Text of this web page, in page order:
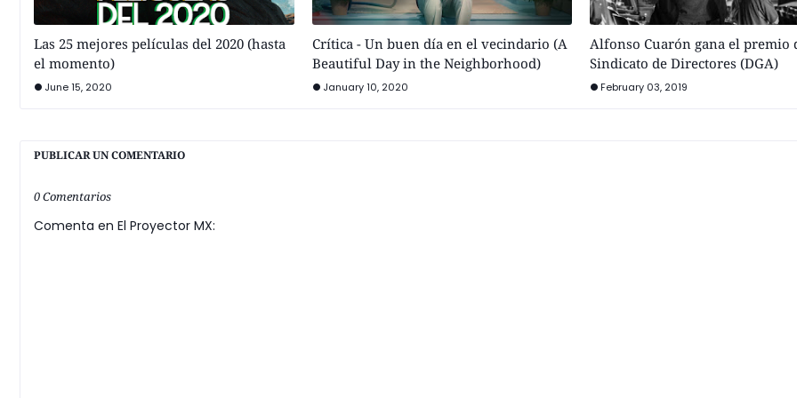
Las 25 mejores películas del 2020 (hasta
el momento)
June 15, 2020
Crítica - Un buen día en el vecindario (A
Beautiful Day in the Neighborhood)
January 10, 2020
Alfonso Cuarón gana el premio
Sindicato de Directores (DGA)
February 03, 2019
PUBLICAR UN COMENTARIO
0 Comentarios
Comenta en El Proyector MX: